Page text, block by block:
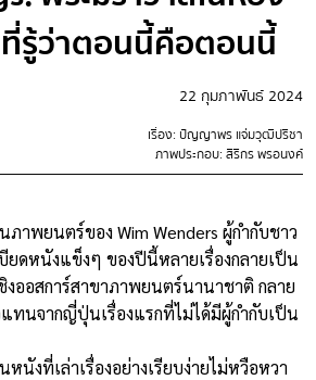
รู้ว่าตอนนี้คือตอนนี้
22 กุมภาพันธ์ 2024
เรื่อง: ปัญญาพร แจ่มวุฒิปรีชา
ภาพประกอบ: สิริกร พรอนงค์
ภาพยนตร์ของ Wim Wenders ผู้กำกับชาว
ยดหนังแข็งๆ ของปีนี้หลายเรื่องกลายเป็น
ออสการ์สาขาภาพยนตร์นานาชาติ กลาย
ทนจากญี่ปุ่นเรื่องแรกที่ไม่ได้มีผู้กำกับเป็น
หนังที่เล่าเรื่องอย่างเรียบง่ายไม่หวือหวา